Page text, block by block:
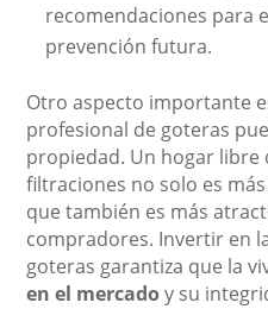
recomendaciones para
prevención futura.
Otro aspecto importante
profesional de goteras
propiedad. Un hogar libre
filtraciones no solo es
que también es más
compradores. Invertir en
goteras garantiza que la
en el mercadoy su